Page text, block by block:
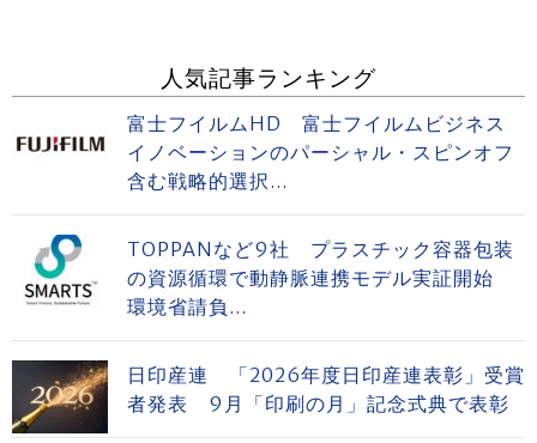
人気記事ランキング
富士フイルムHD 富士フイルムビジネス
イノベーションのパーシャル・スピンオフ
含む戦略的選択...
TOPPANなど9社 プラスチック容器包装
の資源循環で動静脈連携モデル実証開始
環境省請負...
日印産連 「2026年度日印産連表彰」受賞
者発表 9月「印刷の月」記念式典で表彰